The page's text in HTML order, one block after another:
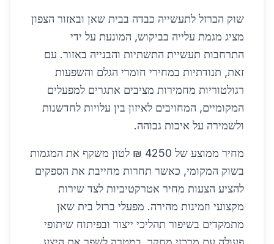
שוק הברזל לתעשייה כבדה בבית שאן ובאזור הצפון
מציג מגמת עלייה בביקוש, המונעת על ידי
התרחבות תעשיית התשתיות והבנייה באזור. עם
זאת, תנודתיות במחירי חומרי הגלם והשפעות
רגולטוריות מחמירות מציבים אתגרים למפעלים
המקומיים, המחויבים לאיזון בין עלויות לחדשנות
ולשמירה על איכות גבוהה.
מחיר ממוצע של 4250 ₪ לטון משקף את המגמות
בשוק המקומי, כאשר תחרות מחייבת את הספקים
להציע הצעות מחיר אטרקטיביות לצד שירות
מקצועי וזמינות מהירה. מפעלי ברזל בית שאן
מתמקדים בשיפור תהליכי ייצור ובפיתוח שיתופי